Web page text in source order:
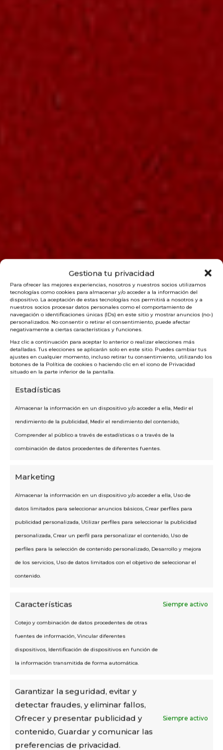
Gestiona tu privacidad
Para ofrecer las mejores experiencias, nosotros y nuestros socios utilizamos
tecnologías como cookies para almacenar y/o acceder a la información del
dispositivo. La aceptación de estas tecnologías nos permitirá a nosotros y a
nuestros socios procesar datos personales como el comportamiento de
navegación o identificaciones únicas (IDs) en este sitio y mostrar anuncios (no-)
personalizados. No consentir o retirar el consentimiento, puede afectar
negativamente a ciertas características y funciones.
Haz clic a continuación para aceptar lo anterior o realizar elecciones más
detalladas. Tus elecciones se aplicarán solo en este sitio. Puedes cambiar tus
ajustes en cualquier momento, incluso retirar tu consentimiento, utilizando los
botones de la Política de cookies o haciendo clic en el icono de Privacidad
situado en la parte inferior de la pantalla.
Estadísticas
Almacenar la información en un dispositivo y/o acceder a ella, Medir el
rendimiento de la publicidad, Medir el rendimiento del contenido,
Comprender al público a través de estadísticas o a través de la
combinación de datos procedentes de diferentes fuentes.
Marketing
Almacenar la información en un dispositivo y/o acceder a ella, Uso de
datos limitados para seleccionar anuncios básicos, Crear perfiles para
publicidad personalizada, Utilizar perfiles para seleccionar la publicidad
personalizada, Crear un perfil para personalizar el contenido, Uso de
perfiles para la selección de contenido personalizado, Desarrollo y mejora
de los servicios, Uso de datos limitados con el objetivo de seleccionar el
contenido.
Características Siempre activo
Cotejo y combinación de datos procedentes de otras
fuentes de información, Vincular diferentes
dispositivos, Identificación de dispositivos en función de
la información transmitida de forma automática.
Garantizar la seguridad, evitar y
detectar fraudes, y eliminar fallos,
Ofrecer y presentar publicidad y
contenido, Guardar y comunicar las
preferencias de privacidad.
Siempre activo